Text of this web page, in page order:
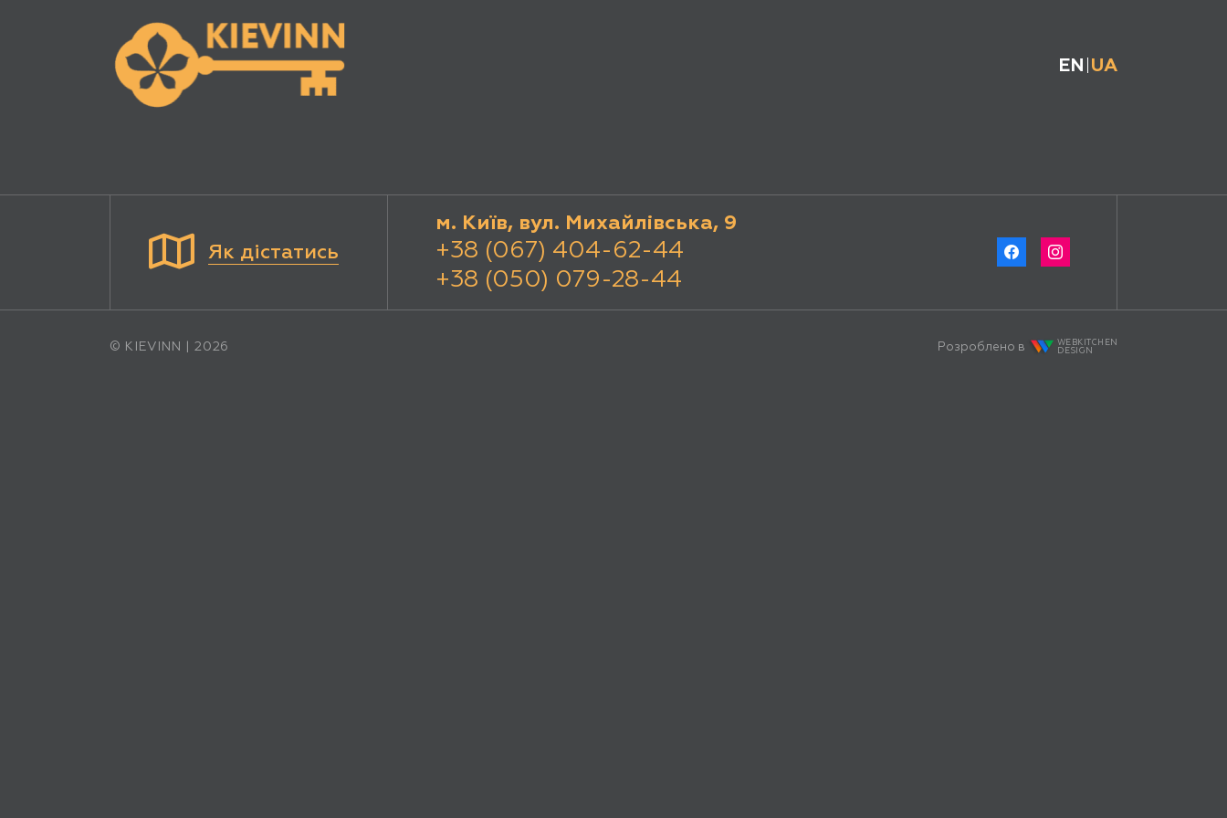
EN UA
Як дістатись
м. Київ, вул. Михайлівська, 9
+38 (067) 404-62-44
+38 (050) 079-28-44
© KIEVINN | 2026 Розроблено в
WEBKITCHEN
DESIGN